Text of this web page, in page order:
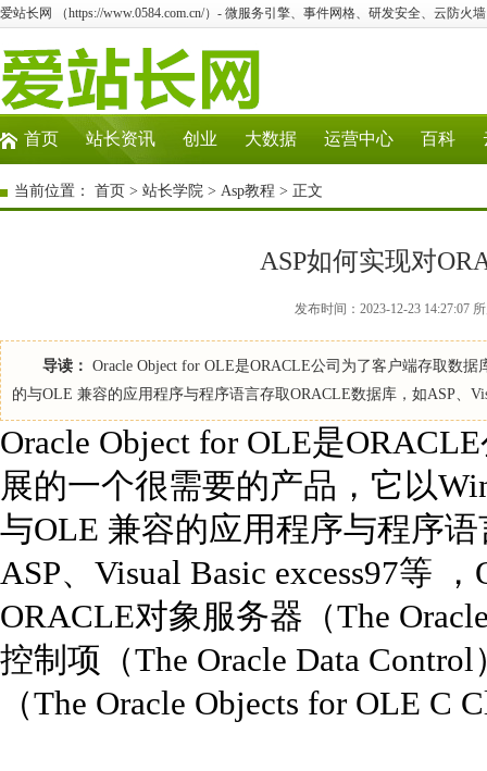
爱站长网 （https://www.0584.com.cn/）- 微服务引擎、事件网格、研发安全、云防火
首页 站长资讯 创业 大数据 运营中心 百科
当前位置： 首页 > 站长学院 > Asp教程 > 正文
ASP如何实现对
发布时间：2023-12-23 14:27:07
导读： Oracle Object for OLE是ORACLE公司为了客户端存取数
的与OLE 兼容的应用程序与程序语言存取ORACLE数据库，如ASP、
Oracle Object for OLE是
展的一个很需要的产品，它以
与OLE 兼容的应用程序与程序
ASP、Visual Basic excess97等
ORACLE对象服务器（The
控制项（The Oracle Data
（The Oracle Objects for OLE C